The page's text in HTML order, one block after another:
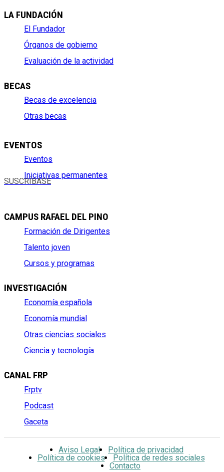
LA FUNDACIÓN
El Fundador
Órganos de gobierno
Evaluación de la actividad
BECAS
Becas de excelencia
Otras becas
EVENTOS
Eventos
Iniciativas permanentes
SUSCRÍBASE
CAMPUS RAFAEL DEL PINO
Formación de Dirigentes
Talento joven
Cursos y programas
INVESTIGACIÓN
Economía española
Economía mundial
Otras ciencias sociales
Ciencia y tecnología
CANAL FRP
Frptv
Podcast
Gaceta
Aviso Legal
Política de privacidad
Política de cookies
Política de redes sociales
Contacto